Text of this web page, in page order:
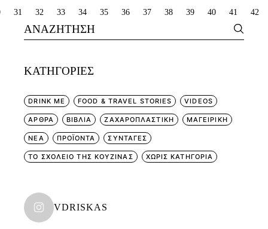
ΣΕΛΙΔΟΠΟΊΗΣΗ
ΆΡΘΡΩΝ
31 32 33 34 35 36 37 38 39 40 41 42
Search
for:
KΑΤΗΓΟΡΊΕΣ
DRINK ME FOOD & TRAVEL STORIES VIDEOS
ΑΡΘΡΑ ΒΙΒΛΙΑ ΖΑΧΑΡΟΠΛΑΣΤΙΚΗ ΜΑΓΕΙΡΙΚΗ
ΝΕΑ ΠΡΟΪΟΝΤΑ ΣΥΝΤΑΓΕΣ
ΤΟ ΣΧΟΛΕΙΟ ΤΗΣ ΚΟΥΖΙΝΑΣ ΧΩΡΊΣ ΚΑΤΗΓΟΡΊΑ
VDRISKAS